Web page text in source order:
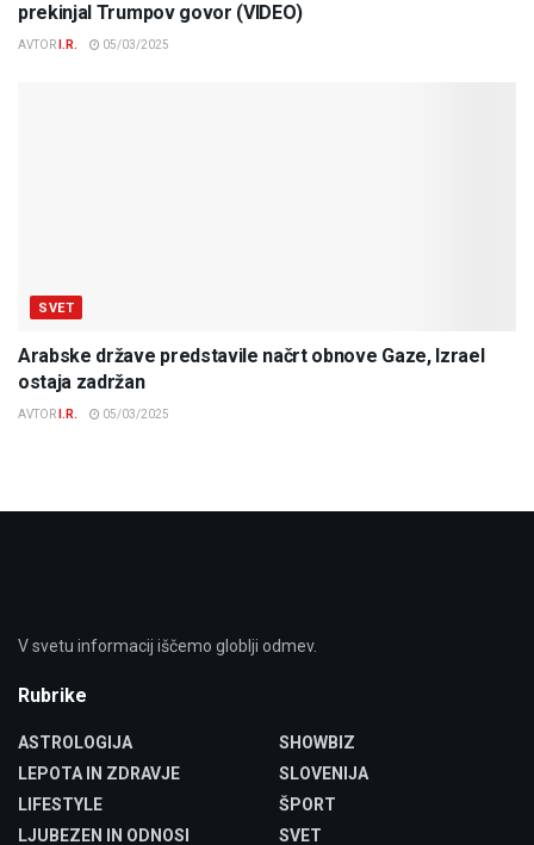
prekinjal Trumpov govor (VIDEO)
AVTOR I.R. 05/03/2025
SVET
Arabske države predstavile načrt obnove Gaze, Izrael
ostaja zadržan
AVTOR I.R. 05/03/2025
V svetu informacij iščemo globlji odmev.
Rubrike
ASTROLOGIJA
LEPOTA IN ZDRAVJE
LIFESTYLE
LJUBEZEN IN ODNOSI
SHOWBIZ
SLOVENIJA
ŠPORT
SVET